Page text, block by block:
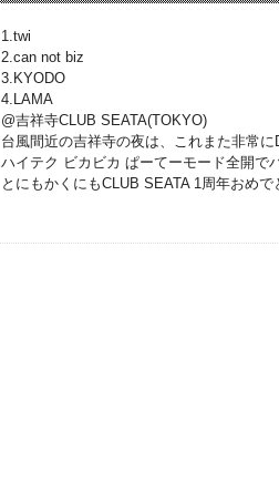
1.twi
2.can not biz
3.KYODO
4.LAMA
@吉祥寺CLUB SEATA(TOKYO)
台風間近の吉祥寺の夜は、これまた非常
ハイテク ビカビカ ぱーてーモード全開で
とにもかくにもCLUB SEATA 1周年おめで